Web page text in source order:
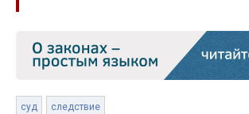
суд следствие